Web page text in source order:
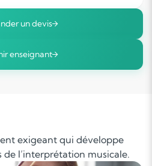
un devis
enseignant
exigeant qui développe
de l’interprétation musicale.